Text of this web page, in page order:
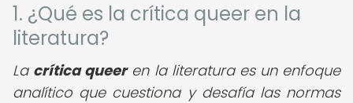
1. ¿Qué es la crítica queer en la
literatura?
La crítica queeren la literatura es un enfoque
analítico que cuestiona y desafía las normas